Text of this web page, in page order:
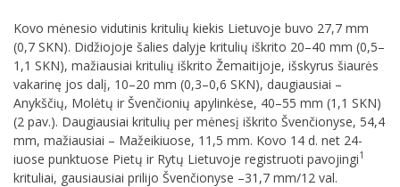
Kovo mėnesio vidutinis kritulių kiekis Lietuvoje buvo 27,7 mm
(0,7 SKN). Didžiojoje šalies dalyje kritulių iškrito 20–40 mm (0,5–
1,1 SKN), mažiausiai kritulių iškrito Žemaitijoje, išskyrus šiaurės
vakarinę jos dalį, 10–20 mm (0,3–0,6 SKN), daugiausiai –
Anykščių, Molėtų ir Švenčionių apylinkėse, 40–55 mm (1,1 SKN)
(2 pav.). Daugiausiai kritulių per mėnesį iškrito Švenčionyse, 54,4
mm, mažiausiai – Mažeikiuose, 11,5 mm. Kovo 14 d. net 24-
iuose punktuose Pietų ir Rytų Lietuvoje registruoti pavojingi1
krituliai, gausiausiai prilijo Švenčionyse –31,7 mm/12 val.